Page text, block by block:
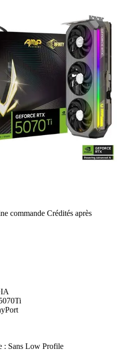
commande Crédités après
: Sans Low Profile